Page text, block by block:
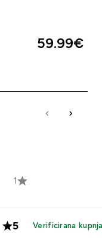
59.99€‎
1
5 Verificirana